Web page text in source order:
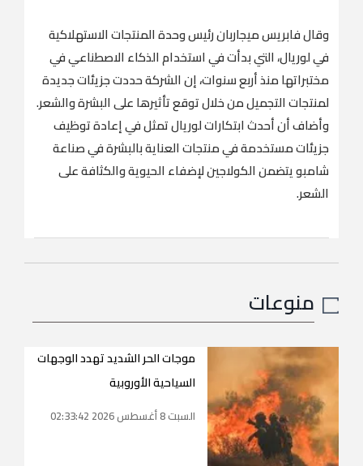
وقال فابريس ميجاربان رئيس وحدة المنتجات الاستهلاكية
في لوريال، التي بدأت في استخدام الذكاء الاصطناعي في
مختبراتها منذ أربع سنوات، إن الشركة حددت جزيئات جديدة
لمنتجات التجميل من خلال توقع تأثيرها على البشرة والشعر.
وأضاف أن أحدث ابتكارات لوريال تمثل في إعادة ⁠توظيف
جزيئات مستخدمة في منتجات العناية بالبشرة في صناعة
‌شامبو يتضمن الكولاجين لإضفاء الحيوية ‌والكثافة على
الشعر.
منوعات
موجات الحر الشديد تهدد الوجهات
السياحية الأوروبية
السبت 8 أغسطس 2026 02:33:42